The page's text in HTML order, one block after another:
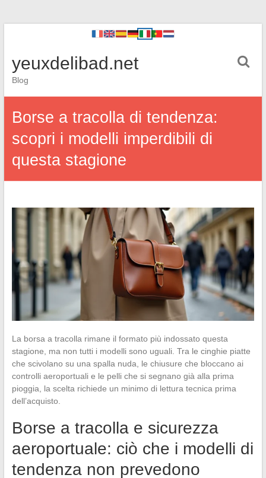
yeuxdelibad.net
Blog
Borse a tracolla di tendenza:
scopri i modelli imperdibili di
questa stagione
La borsa a tracolla rimane il formato più indossato questa
stagione, ma non tutti i modelli sono uguali. Tra le cinghie piatte
che scivolano su una spalla nuda, le chiusure che bloccano ai
controlli aeroportuali e le pelli che si segnano già alla prima
pioggia, la scelta richiede un minimo di lettura tecnica prima
dell’acquisto.
Borse a tracolla e sicurezza
aeroportuale: ciò che i modelli di
tendenza non prevedono